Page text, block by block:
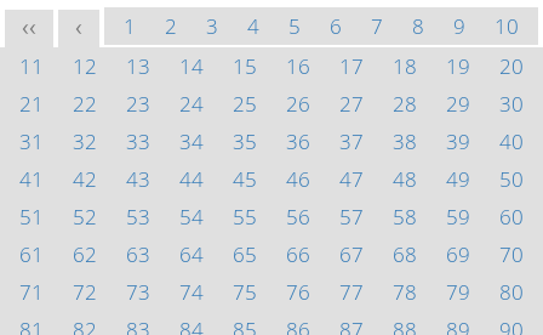
<< < 1 2 3 4 5 6 7 8 9
10
11
12 13 14 15 16 17 18 19
20
21
22 23 24 25 26 27 28 29
30
31
32 33 34 35 36 37 38 39
40
41
42 43 44 45 46 47 48 49
50
51
52 53 54 55 56 57 58 59
60
61
62 63 64 65 66 67 68 69
70
71
72 73 74 75 76 77 78 79
80